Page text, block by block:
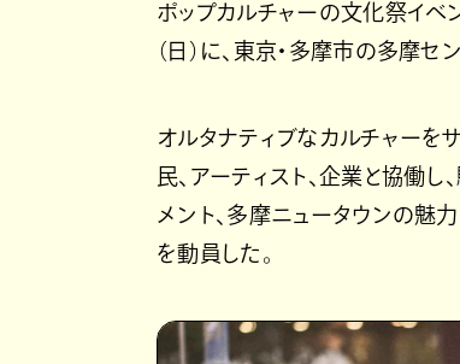
ポップカルチャーの文化祭イベ
（日）に、東京・多摩市の多摩
オルタナティブなカルチャーを
民、アーティスト、企業と協働
メント、多摩ニュータウンの魅
を動員した。